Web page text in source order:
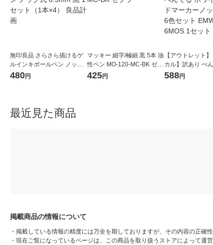
無印良品 さらさら描けるゲ
ルインキボールペン ノック
式 0.5mm 黒 1セット（1本×
480円
マッキー 細字/極細 黒 5本 油
性ペン MO-120-MC-BK ゼブ
ラ
425円
【アウトレット
カル】訳あり ぺ
イトボードマーカ
588円
最近見た商品
掲載商品の情報について
・ 掲載している情報の精度には万全を期しておりますが、その内容の正確
・ 現在ご覧になっているページは、この商品を取り扱うストアによって運